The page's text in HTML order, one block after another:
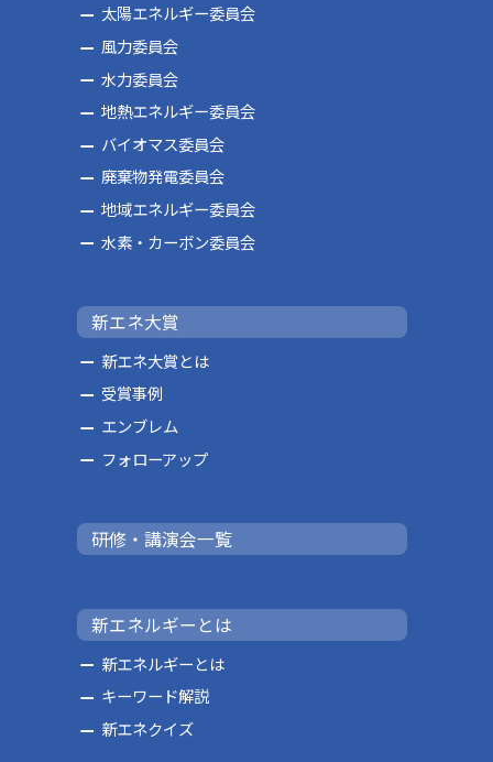
太陽エネルギー委員会
風力委員会
水力委員会
地熱エネルギー委員会
バイオマス委員会
廃棄物発電委員会
地域エネルギー委員会
水素・カーボン委員会
新エネ大賞
新エネ大賞とは
受賞事例
エンブレム
フォローアップ
研修・講演会一覧
新エネルギーとは
新エネルギーとは
キーワード解説
新エネクイズ